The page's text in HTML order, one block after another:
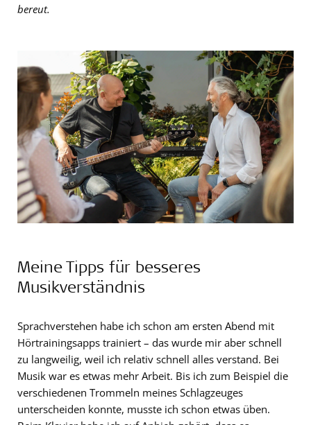
bereut.
Meine Tipps für besseres
Musikverständnis
Sprachverstehen habe ich schon am ersten Abend mit
Hörtrainingsapps trainiert – das wurde mir aber schnell
zu langweilig, weil ich relativ schnell alles verstand. Bei
Musik war es etwas mehr Arbeit. Bis ich zum Beispiel die
verschiedenen Trommeln meines Schlagzeuges
unterscheiden konnte, musste ich schon etwas üben.